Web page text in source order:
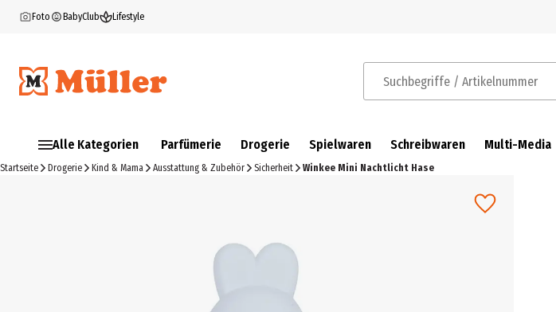
Foto BabyClub Lifestyle
Suchbegriffe / Artikelnummer
Alle Kategorien Parfümerie Drogerie Spielwaren Schreibwaren Multi-Media
Startseite Drogerie Kind & Mama Ausstattung & Zubehör Sicherheit Winkee Mini Nachtlicht Hase